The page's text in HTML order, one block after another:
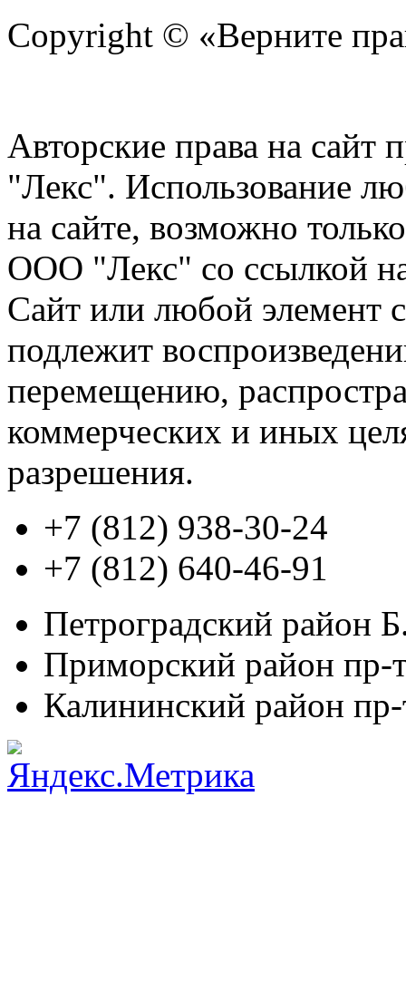
Copyright © «Верните
Авторские права на
"Лекс". Использование
на сайте, возможно
ООО "Лекс" со ссылкой
Сайт или любой элемент
подлежит
перемещению,
коммерческих и иных
разрешения.
+7 (812) 938-30-24
+7 (812) 640-46-91
Петроградский район
Приморский район пр-
Калининский район